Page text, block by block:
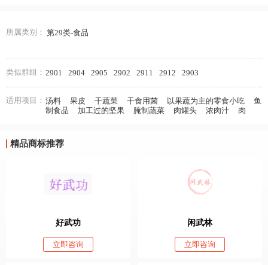
所属类别： 第29类-食品
类似群组： 2901 2904 2905 2902 2911 2912 2903
适用项目： 汤料 果皮 干蔬菜 干食用菌 以果蔬为主的零食小吃
鱼
制食品
加工过的坚果 腌制蔬菜 肉罐头 浓肉汁 肉
精品商标推荐
好武功
立即咨询
闲武林
立即咨询